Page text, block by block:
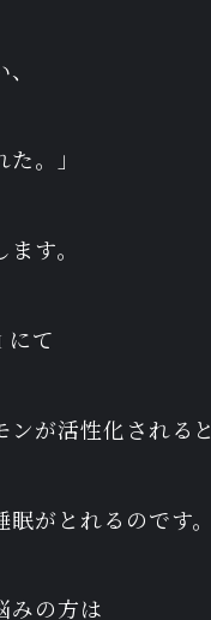
た。」
す。
にて
ンが活性化されると
眠がとれるのです。
みの方は